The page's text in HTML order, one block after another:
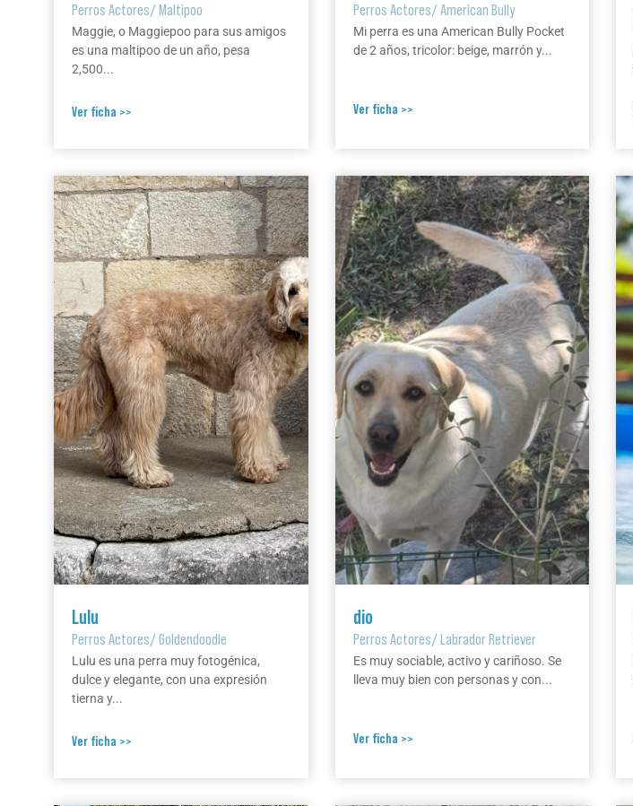
Perros Actores/Maltipoo
Maggie, o Maggiepoo para sus amigos
es una maltipoo de un año, pesa
2,500...
Ver ficha >>
Perros Actores/American Bully
Mi perra es una American Bully Pocket
de 2 años, tricolor: beige, marrón y...
Ver ficha >>
Lulu
Perros Actores/Goldendoodle
Lulu es una perra muy fotogénica,
dulce y elegante, con una expresión
tierna y...
Ver ficha >>
dio
Perros Actores/Labrador Retriever
Es muy sociable, activo y cariñoso. Se
lleva muy bien con personas y con...
Ver ficha >>